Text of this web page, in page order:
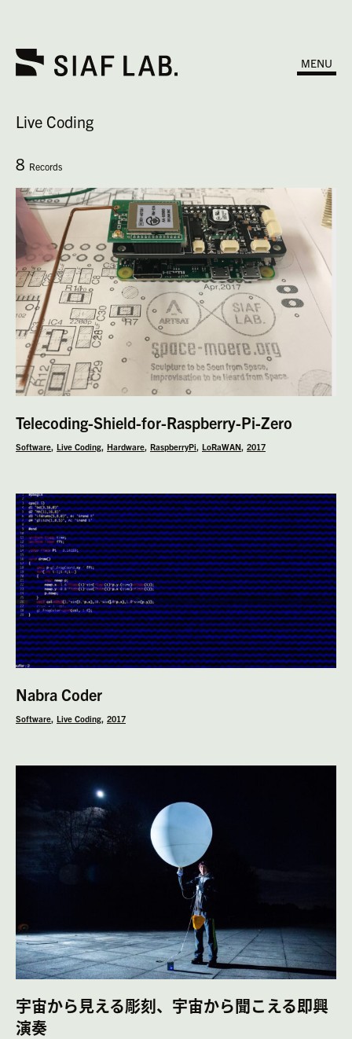
MENU
Live Coding
8 Records
Telecoding-Shield-for-Raspberry-Pi-Zero
Software Live Coding Hardware RaspberryPi LoRaWAN 2017
Nabra Coder
Software Live Coding 2017
宇宙から見える彫刻、宇宙から聞こえる即興
演奏